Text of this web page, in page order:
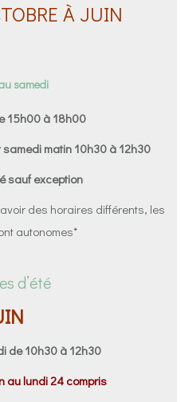
À JUIN
samedi
15h00 à 18h00
matin 10h30 à 12h30
sauf exception
des horaires différents, les
autonomes*
d’été
de 10h30 à 12h30
au lundi 24 compris